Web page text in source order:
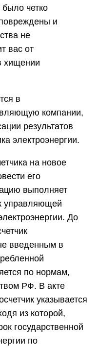
четко
и
не
вас от
хищении
в
компании,
результатов
электроэнергии.
на новое
его
выполняет
управляющей
До
введенным в
по нормам,
РФ. В акте
указывается
из которой,
государственной
по